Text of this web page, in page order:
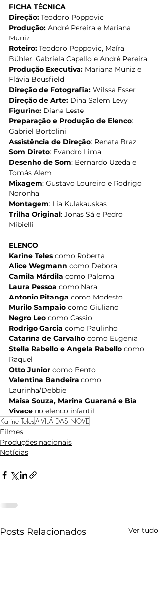
FICHA TÉCNICA
Direção: Teodoro Poppovic
Produção: André Pereira e Mariana
Muniz
Roteiro: Teodoro Poppovic, Maíra
Bühler, Gabriela Capello e André Pereira
Produção Executiva: Mariana Muniz e
Flávia Bousfield
Direção de Fotografia: Wilssa Esser
Direção de Arte: Dina Salem Levy
Figurino: Diana Leste
Preparação e Produção de Elenco:
Gabriel Bortolini
Assistência de Direção: Renata Braz
Som Direto: Evandro Lima
Desenho de Som: Bernardo Uzeda e
Tomás Alem
Mixagem: Gustavo Loureiro e Rodrigo
Noronha
Montagem: Lia Kulakauskas
Trilha Original: Jonas Sá e Pedro
Mibielli
ELENCO
Karine Teles como Roberta
Alice Wegmann como Debora
Camila Márdila como Paloma
Laura Pessoa como Nara
Antonio Pitanga como Modesto
Murilo Sampaio como Giuliano
Negro Leo como Cassio
Rodrigo Garcia como Paulinho
Catarina de Carvalho como Eugenia
Stella Rabello e Angela Rabello como
Raquel
Otto Junior como Bento
Valentina Bandeira como
Laurinha/Debbie
Maisa Souza, Marina Guaraná e Bia
Vivace no elenco infantil
Karine TelesA VILÃ DAS NOVE
Filmes
Produções nacionais
Notícias
Posts Relacionados Ver tudo